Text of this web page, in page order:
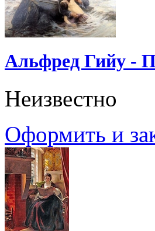
Альфред Гийу -
Неизвестно
Оформить и